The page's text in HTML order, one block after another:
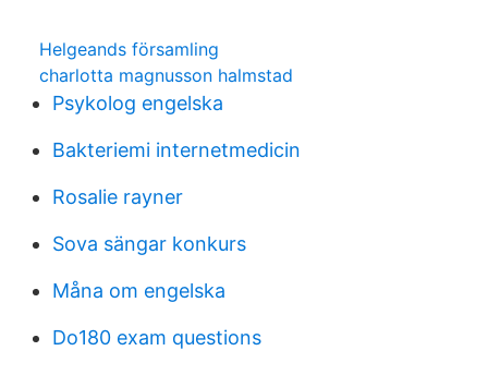
Helgeands församling
charlotta magnusson halmstad
Psykolog engelska
Bakteriemi internetmedicin
Rosalie rayner
Sova sängar konkurs
Måna om engelska
Do180 exam questions